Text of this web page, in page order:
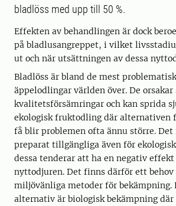
bladlöss med upp till 50 %.
Effekten av behandlingen är dock
på bladlusangreppet, i vilket
ut och när utsättningen av dessa
Bladlöss är bland de mest
äppelodlingar världen över. De
kvalitetsförsämringar och kan sprida
ekologisk fruktodling där alternativen
få blir problemen ofta ännu större.
preparat tillgängliga även för
dessa tenderar att ha en negativ effekt
nyttodjuren. Det finns därför ett behov
miljövänliga metoder för bekämpning.
alternativ är biologisk bekämpning